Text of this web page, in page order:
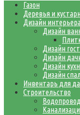
Газон
Деревья и
Дизайн интерьера
Дизайн
Дизайн
Дизайн
Дизайн
Дизайн
Инвентарь для
Строительство
Водопровод